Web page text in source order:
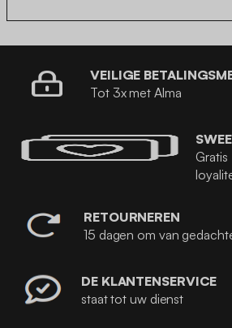
VEILIGE
Tot 3x met Alma
Gratis
RETOURNEREN
15 dagen om van
DE KLANTENSERVICE
staat tot uw dienst